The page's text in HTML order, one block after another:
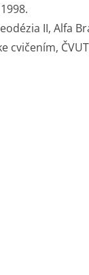
II, Alfa
cvičením,